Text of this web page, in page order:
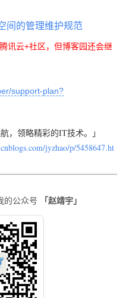
间的管理维护规范
讯云+社区，但博客园还会继
support-plan?
，领略精彩的IT技术。」
jyzhao/p/5458647.ht
的公众号 「赵靖宇」